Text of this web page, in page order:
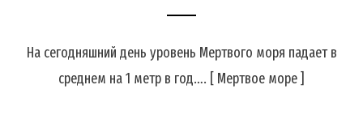
На сегодняшний день уровень Мертвого моря падает в
среднем на 1 метр в год…. [ Мертвое море ]